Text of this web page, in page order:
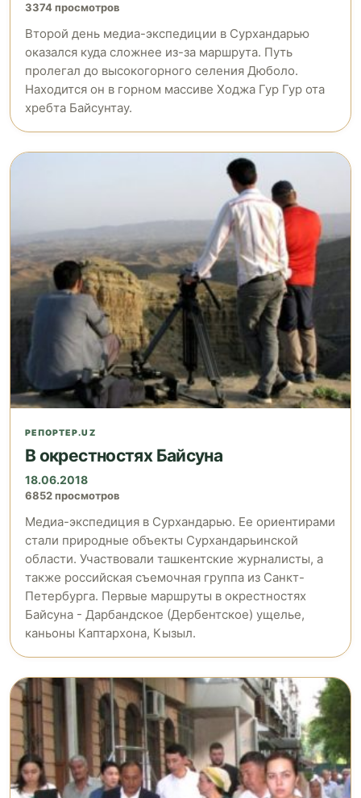
3374 просмотров
Второй день медиа-экспедиции в Сурхандарью
оказался куда сложнее из-за маршрута. Путь
пролегал до высокогорного селения Дюболо.
Находится он в горном массиве Ходжа Гур Гур ота
хребта Байсунтау.
РЕПОРТЕР.UZ
В окрестностях Байсуна
18.06.2018
6852 просмотров
Медиа-экспедиция в Сурхандарью. Ее ориентирами
стали природные объекты Сурхандарьинской
области. Участвовали ташкентские журналисты, а
также российская съемочная группа из Санкт-
Петербурга. Первые маршруты в окрестностях
Байсуна - Дарбандское (Дербентское) ущелье,
каньоны Каптархона, Кызыл.